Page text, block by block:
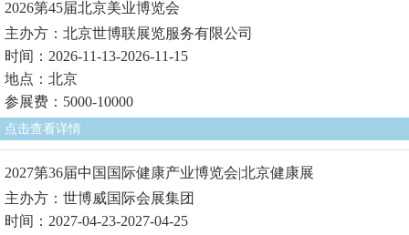
2026第45届北京美业博览会
主办方：北京世博联展览服务有限公司
时间：2026-11-13-2026-11-15
地点：北京
参展费：5000-10000
点击查看详情
2027第36届中国国际健康产业博览会|北京健康展
主办方：世博威国际会展集团
时间：2027-04-23-2027-04-25